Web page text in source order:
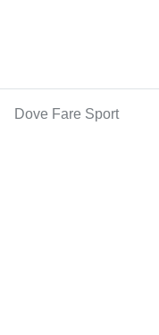
Dove Fare Sport